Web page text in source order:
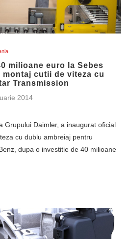
milioane euro la Sebes
cutii de viteza cu
Transmission
2014
Grupului Daimler, a inaugurat oficial
cu dublu ambreiaj pentru
dupa o investitie de 40 milioane